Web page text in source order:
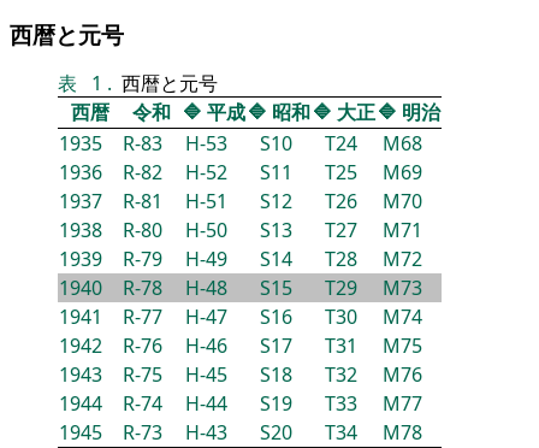
西暦と元号
表 1 . 西暦と元号
西暦
令和 🔷 平成🔷 昭和🔷 大正🔷 明治
1935
R-83 H-53 S10 T24
M68
1936
R-82 H-52 S11 T25
M69
1937
R-81 H-51 S12 T26
M70
1938
R-80 H-50 S13 T27
M71
1939
R-79 H-49 S14 T28
M72
1940
R-78 H-48 S15 T29
M73
1941
R-77 H-47 S16 T30
M74
1942
R-76 H-46 S17 T31
M75
1943
R-75 H-45 S18 T32
M76
1944
R-74 H-44 S19 T33
M77
1945
R-73 H-43 S20 T34
M78